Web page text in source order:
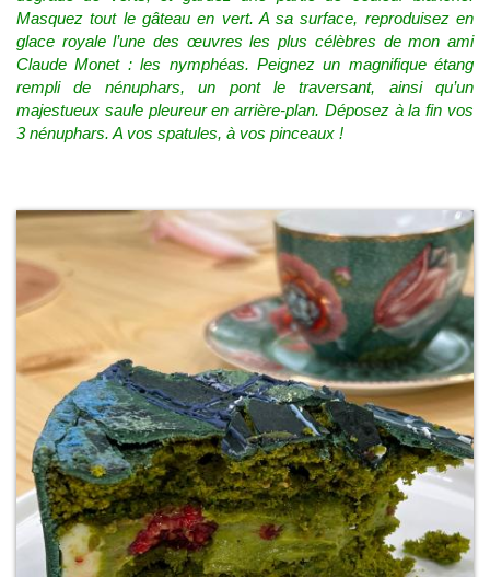
Masquez tout le gâteau en vert. A sa surface, reproduisez en
glace royale l’une des œuvres les plus célèbres de mon ami
Claude Monet : les nymphéas. Peignez un magnifique étang
rempli de nénuphars, un pont le traversant, ainsi qu’un
majestueux saule pleureur en arrière-plan. Déposez à la fin vos
3 nénuphars. A vos spatules, à vos pinceaux !